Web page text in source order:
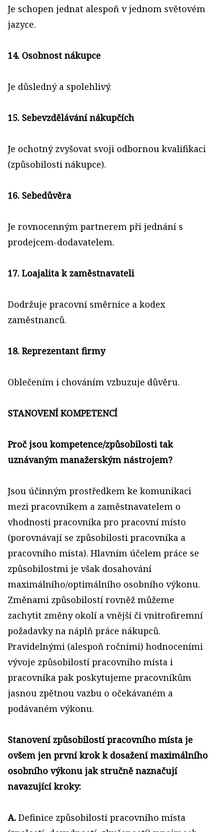
Je schopen jednat alespoň v jednom světovém
jazyce.
14. Osobnost nákupce
Je důsledný a spolehlivý.
15. Sebevzdělávání nákupčích
Je ochotný zvyšovat svoji odbornou kvalifikaci
(způsobilosti nákupce).
16. Sebedůvěra
Je rovnocenným partnerem při jednání s
prodejcem-dodavatelem.
17. Loajalita k zaměstnavateli
Dodržuje pracovní směrnice a kodex
zaměstnanců.
18. Reprezentant firmy
Oblečením i chováním vzbuzuje důvěru.
STANOVENÍ KOMPETENCÍ
Proč jsou kompetence/způsobilosti tak
uznávaným manažerským nástrojem?
Jsou účinným prostředkem ke komunikaci
mezi pracovníkem a zaměstnavatelem o
vhodnosti pracovníka pro pracovní místo
(porovnávají se způsobilosti pracovníka a
pracovního místa). Hlavním účelem práce se
způsobilostmi je však dosahování
maximálního/optimálního osobního výkonu.
Změnami způsobilostí rovněž můžeme
zachytit změny okolí a vnější či vnitrofiremní
požadavky na náplň práce nákupců.
Pravidelnými (alespoň ročními) hodnoceními
vývoje způsobilostí pracovního místa i
pracovníka pak poskytujeme pracovníkům
jasnou zpětnou vazbu o očekávaném a
podávaném výkonu.
Stanovení způsobilostí pracovního místa je
ovšem jen první krok k dosažení maximálního
osobního výkonu jak stručně naznačují
navazující kroky:
A. Definice způsobilostí pracovního místa